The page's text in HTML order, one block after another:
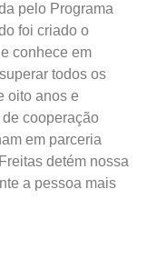
pelo Programa
foi criado o
conhece em
todos os
oito anos e
cooperação
em parceria
detém nossa
a pessoa mais